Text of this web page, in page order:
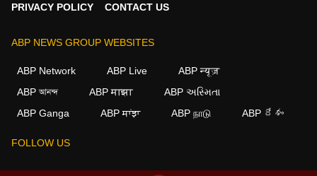
PRIVACY POLICY
CONTACT US
ABP NEWS GROUP WEBSITES
ABP Network ABP Live
ABP न्यूज़
ABP আনন্দ
ABP माझा
ABP અસ્મિતા
ABP Ganga
ABP ਸਾਂਝਾ ABP நாடு ABP దేశం
FOLLOW US
We use cookies to improve your experience, analyze
agree to our use of cookies.